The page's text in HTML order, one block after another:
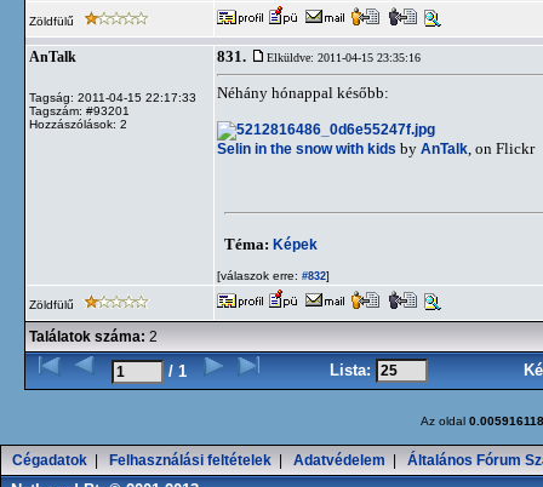
Zöldfülű
AnTalk
Tagság: 2011-04-15 22:17:33
Tagszám: #93201
Hozzászólások: 2
831. Elküldve: 2011-04-15 23:35:16
Néhány hónappal később:
Selin in the snow with kids by AnTalk , on Flickr
Téma: Képek
[válaszok erre: #832]
Zöldfülű
Találatok száma: 2
/ 1 Lista:
Az oldal
Cégadatok Felhasználási feltételek Adatvédelem Általános Fórum